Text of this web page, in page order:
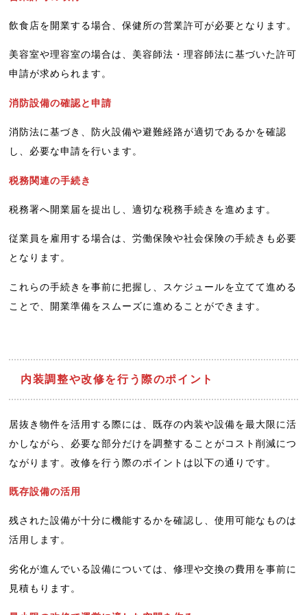
飲食店を開業する場合、保健所の営業許可が必要となります。
美容室や理容室の場合は、美容師法・理容師法に基づいた許可
申請が求められます。
消防設備の確認と申請
消防法に基づき、防火設備や避難経路が適切であるかを確認
し、必要な申請を行います。
税務関連の手続き
税務署へ開業届を提出し、適切な税務手続きを進めます。
従業員を雇用する場合は、労働保険や社会保険の手続きも必要
となります。
これらの手続きを事前に把握し、スケジュールを立てて進める
ことで、開業準備をスムーズに進めることができます。
内装調整や改修を行う際のポイント
居抜き物件を活用する際には、既存の内装や設備を最大限に活
かしながら、必要な部分だけを調整することがコスト削減につ
ながります。改修を行う際のポイントは以下の通りです。
既存設備の活用
残された設備が十分に機能するかを確認し、使用可能なものは
活用します。
劣化が進んでいる設備については、修理や交換の費用を事前に
見積もります。